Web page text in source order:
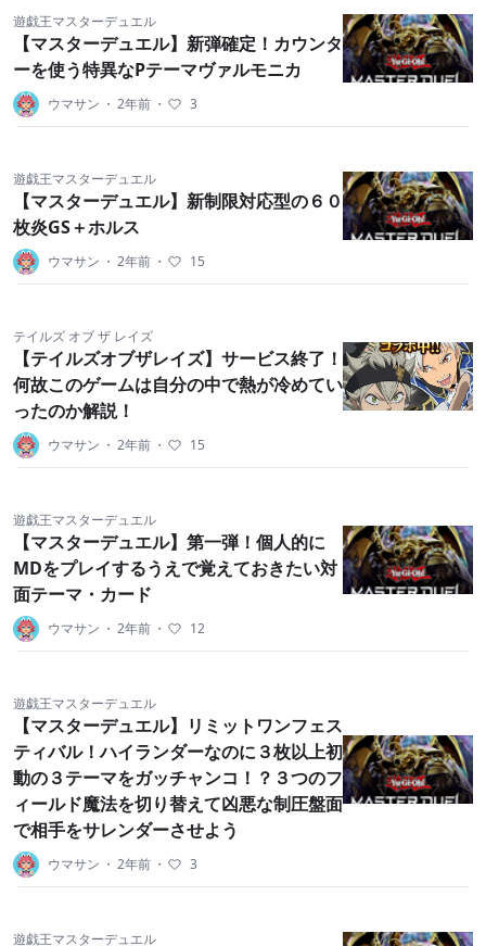
遊戯王マスターデュエル
【マスターデュエル】新弾確定！カウンタ
ーを使う特異なPテーマヴァルモニカ
ウマサン ・ 2年前 ・ 3
遊戯王マスターデュエル
【マスターデュエル】新制限対応型の６０
枚炎GS＋ホルス
ウマサン ・ 2年前 ・ 15
テイルズ オブ ザ レイズ
【テイルズオブザレイズ】サービス終了！
何故このゲームは自分の中で熱が冷めてい
ったのか解説！
ウマサン ・ 2年前 ・ 15
遊戯王マスターデュエル
【マスターデュエル】第一弾！個人的に
MDをプレイするうえで覚えておきたい対
面テーマ・カード
ウマサン ・ 2年前 ・ 12
遊戯王マスターデュエル
【マスターデュエル】リミットワンフェス
ティバル！ハイランダーなのに３枚以上初
動の３テーマをガッチャンコ！？３つのフ
ィールド魔法を切り替えて凶悪な制圧盤面
で相手をサレンダーさせよう
ウマサン ・ 2年前 ・ 3
遊戯王マスターデュエル